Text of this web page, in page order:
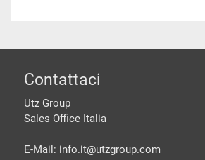
piè di pagine
Contattaci
Utz Group
Sales Office Italia
E-Mail: info.it@utzgroup.com